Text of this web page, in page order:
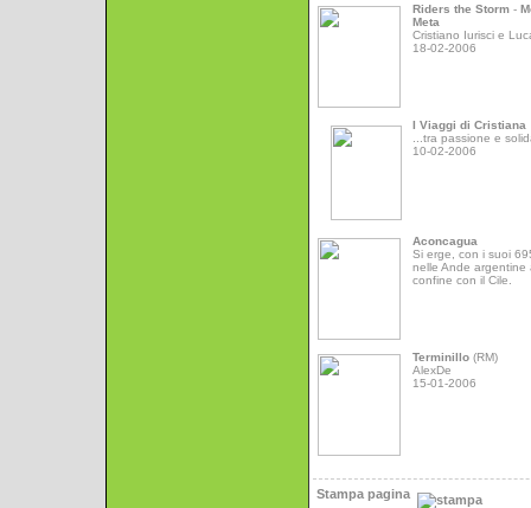
Riders the Storm -
Meta
Cristiano Iurisci e
18-02-2006
I Viaggi di Cristiana
...tra passione e
10-02-2006
Aconcagua
Si erge, con i suoi
nelle Ande argentine
confine con il Cile.
Terminillo (RM)
AlexDe
15-01-2006
Stampa pagina